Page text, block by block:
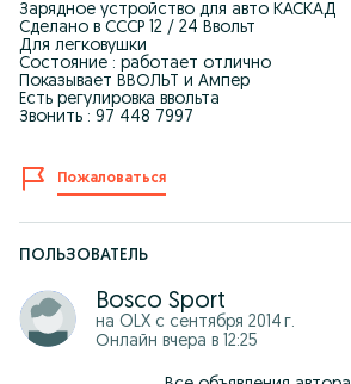
Зарядное устройство для авто КАСКАД
Сделано в СССР 12 / 24 Ввольт
Для легковушки
Состояние : работает отлично
Показывает ВВОЛЬТ и Ампер
Есть регулировка ввольта
Звонить : 97 448 7997
Пожаловаться
ПОЛЬЗОВАТЕЛЬ
Bosco Sport
на OLX с сентября 2014 г.
Онлайн вчера в 12:25